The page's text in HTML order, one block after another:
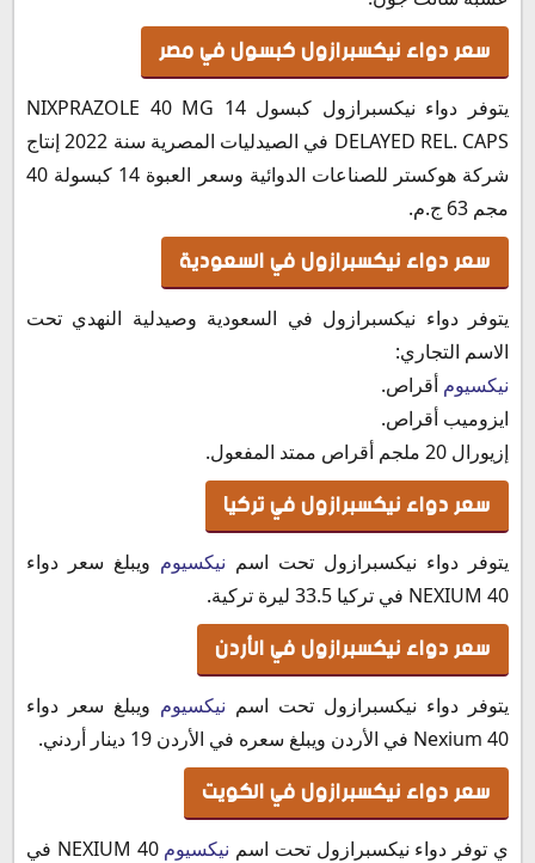
سعر دواء نيكسبرازول كبسول في مصر
يتوفر دواء نيكسبرازول كبسول NIXPRAZOLE 40 MG 14
DELAYED REL. CAPS في الصيدليات المصرية سنة 2022 إنتاج
شركة هوكستر للصناعات الدوائية وسعر العبوة 14 كبسولة 40
مجم 63 ج.م.
سعر دواء نيكسبرازول في السعودية
يتوفر دواء نيكسبرازول في السعودية وصيدلية النهدي تحت
الاسم التجاري:
نيكسيوم أقراص.
ايزوميب أقراص.
إزيورال 20 ملجم أقراص ممتد المفعول.‏
سعر دواء نيكسبرازول في تركيا
يتوفر دواء نيكسبرازول تحت اسم نيكسيوم ويبلغ سعر دواء
NEXIUM 40 في تركيا 33.5 ليرة تركية.
سعر دواء نيكسبرازول في الأردن
يتوفر دواء نيكسبرازول تحت اسم نيكسيوم ويبلغ سعر دواء
Nexium 40 في الأردن ويبلغ سعره في الأردن 19 دينار أردني.
سعر دواء نيكسبرازول في الكويت
ي توفر دواء نيكسبرازول تحت اسم نيكسيوم
NEXIUM 40 في